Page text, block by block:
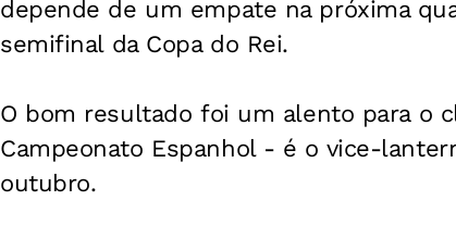
depende de um empate na próxima
semifinal da Copa do Rei.
O bom resultado foi um alento para o
Campeonato Espanhol - é o vice-
outubro.